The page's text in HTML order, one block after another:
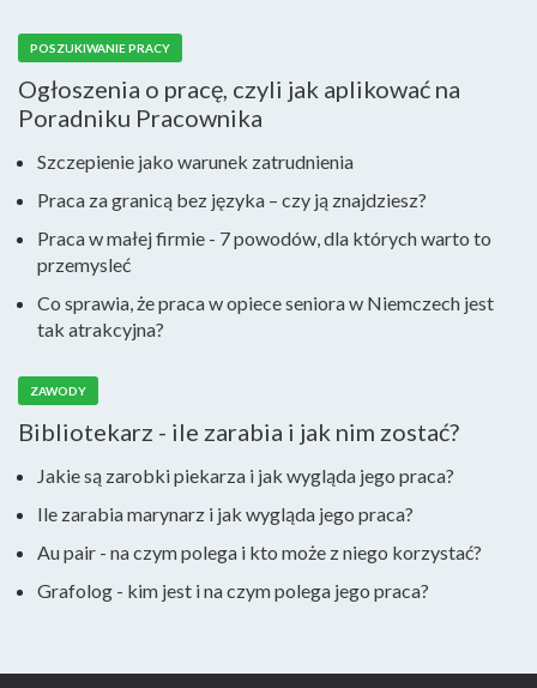
POSZUKIWANIE PRACY
Ogłoszenia o pracę, czyli jak aplikować na
Poradniku Pracownika
Szczepienie jako warunek zatrudnienia
Praca za granicą bez języka – czy ją znajdziesz?
Praca w małej firmie - 7 powodów, dla których warto to
przemysleć
Co sprawia, że praca w opiece seniora w Niemczech jest
tak atrakcyjna?
ZAWODY
Bibliotekarz - ile zarabia i jak nim zostać?
Jakie są zarobki piekarza i jak wygląda jego praca?
Ile zarabia marynarz i jak wygląda jego praca?
Au pair - na czym polega i kto może z niego korzystać?
Grafolog - kim jest i na czym polega jego praca?